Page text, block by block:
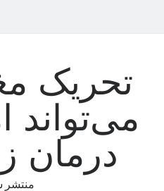
تحریک
می‌تواند
درمان